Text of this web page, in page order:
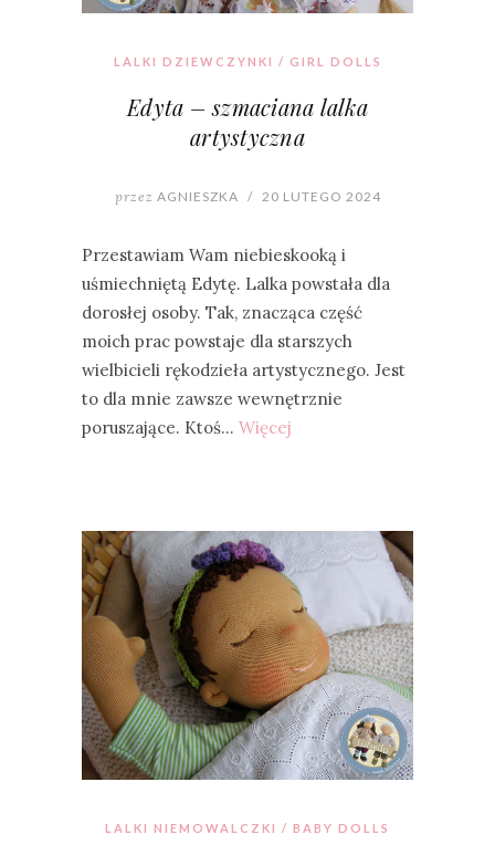
LALKI DZIEWCZYNKI / GIRL DOLLS
Edyta – szmaciana lalka
artystyczna
przez AGNIESZKA / 20 LUTEGO 2024
Przestawiam Wam niebieskooką i
uśmiechniętą Edytę. Lalka powstała dla
dorosłej osoby. Tak, znacząca część
moich prac powstaje dla starszych
wielbicieli rękodzieła artystycznego. Jest
to dla mnie zawsze wewnętrznie
poruszające. Ktoś… Więcej
LALKI NIEMOWALCZKI / BABY DOLLS